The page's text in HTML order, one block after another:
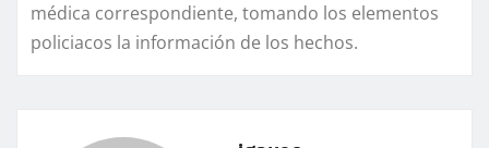
médica correspondiente, tomando los elementos
policiacos la información de los hechos.